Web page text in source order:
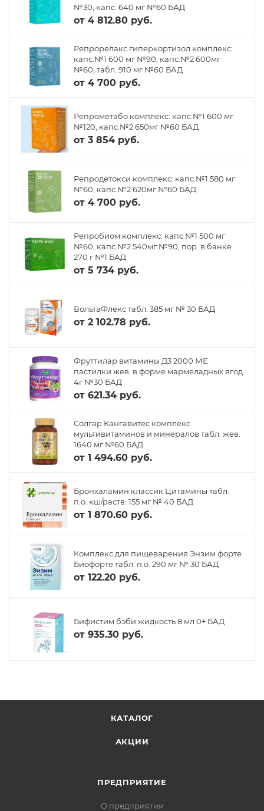
№30, капс. 640 мг №60 БАД
от 4 812.80 руб.
Репрорелакс гиперкортизол комплекс:
капс.№1 600 мг №90, капс.№2 600мг
№60, табл. 910 мг №60 БАД
от 4 700 руб.
Репрометабо комплекс: капс.№1 600 мг
№120, капс.№2 650мг №60 БАД
от 3 854 руб.
Репродетокси комплекс: капс.№1 580 мг
№60, капс.№2 620мг №60 БАД
от 4 700 руб.
Репробиом комплекс: капс.№1 500 мг
№60, капс.№2 540мг №90, пор. в банке
270 г №1 БАД
от 5 734 руб.
ВольтаФлекс табл. 385 мг № 30 БАД
от 2 102.78 руб.
Фруттилар витамины Д3 2000 МЕ
пастилки жев. в форме мармеладных ягод
4г №30 БАД
от 621.34 руб.
Солгар Кангавитес комплекс
мультивитаминов и минералов табл. жев.
1640 мг №60 БАД
от 1 494.60 руб.
Бронхаламин классик Цитамины табл.
п.о. кш/раств. 155 мг № 40 БАД
от 1 870.60 руб.
Комплекс для пищеварения Энзим форте
Биофорте табл. п.о. 290 мг № 30 БАД
от 122.20 руб.
Бифистим бэби жидкость 8 мл 0+ БАД
от 935.30 руб.
КАТАЛОГ
АКЦИИ
ПРЕДПРИЯТИЕ
О предприятии